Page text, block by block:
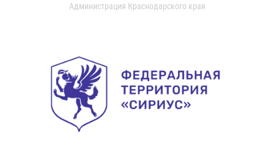
Администрация Краснодарского края